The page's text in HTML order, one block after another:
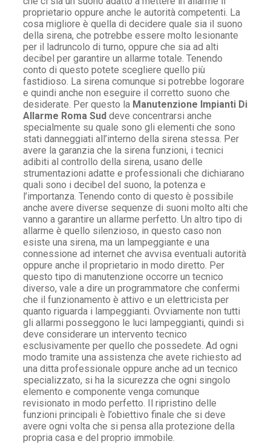
proprietario oppure anche le autorità competenti. La
cosa migliore è quella di decidere quale sia il suono
della sirena, che potrebbe essere molto lesionante
per il ladruncolo di turno, oppure che sia ad alti
decibel per garantire un allarme totale. Tenendo
conto di questo potete scegliere quello più
fastidioso. La sirena comunque si potrebbe logorare
e quindi anche non eseguire il corretto suono che
desiderate. Per questo la Manutenzione Impianti Di
Allarme Roma Sud deve concentrarsi anche
specialmente su quale sono gli elementi che sono
stati danneggiati all’interno della sirena stessa. Per
avere la garanzia che la sirena funzioni, i tecnici
adibiti al controllo della sirena, usano delle
strumentazioni adatte e professionali che dichiarano
quali sono i decibel del suono, la potenza e
l’importanza. Tenendo conto di questo è possibile
anche avere diverse sequenze di suoni molto alti che
vanno a garantire un allarme perfetto. Un altro tipo di
allarme è quello silenzioso, in questo caso non
esiste una sirena, ma un lampeggiante e una
connessione ad internet che avvisa eventuali autorità
oppure anche il proprietario in modo diretto. Per
questo tipo di manutenzione occorre un tecnico
diverso, vale a dire un programmatore che confermi
che il funzionamento è attivo e un elettricista per
quanto riguarda i lampeggianti. Ovviamente non tutti
gli allarmi posseggono le luci lampeggianti, quindi si
deve considerare un intervento tecnico
esclusivamente per quello che possedete. Ad ogni
modo tramite una assistenza che avete richiesto ad
una ditta professionale oppure anche ad un tecnico
specializzato, si ha la sicurezza che ogni singolo
elemento e componente venga comunque
revisionato in modo perfetto. Il ripristino delle
funzioni principali è l’obiettivo finale che si deve
avere ogni volta che si pensa alla protezione della
propria casa e del proprio immobile.